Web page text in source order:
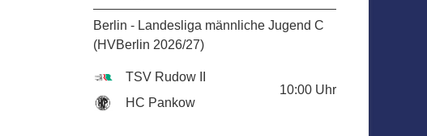
Berlin - Landesliga männliche Jugend C
(HVBerlin 2026/27)
TSV Rudow II
HC Pankow
10:00 Uhr